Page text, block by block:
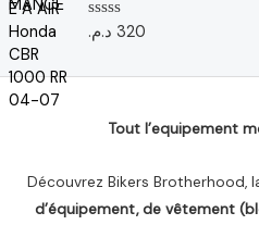
s
r
N
o
e
320 د.م.
Tout l’equipement
Découvrez Bikers Brotherhood,
d’équipement, de vêtement